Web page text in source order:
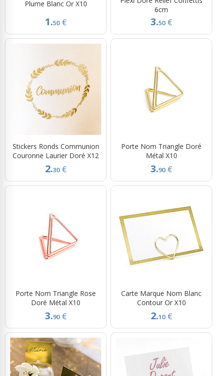
Plume Blanc Or X10
1.50 €
6cm
3.50 €
Stickers Ronds Communion
Couronne Laurier Doré X12
2.30 €
Porte Nom Triangle Doré
Métal X10
3.90 €
Porte Nom Triangle Rose
Doré Métal X10
3.90 €
Carte Marque Nom Blanc
Contour Or X10
2.10 €